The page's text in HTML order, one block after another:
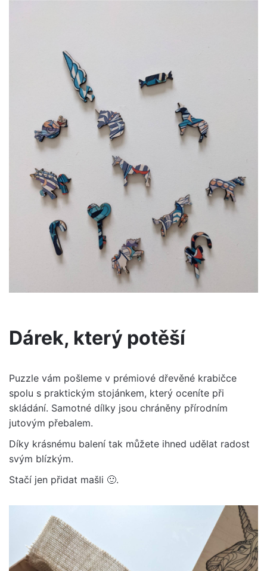
Dárek, který potěší
Puzzle vám pošleme v prémiové dřevěné krabičce
spolu s praktickým stojánkem, který oceníte při
skládání. Samotné dílky jsou chráněny přírodním
jutovým přebalem.
Díky krásnému balení tak můžete ihned udělat radost
svým blízkým.
Stačí jen přidat mašli 🙂.